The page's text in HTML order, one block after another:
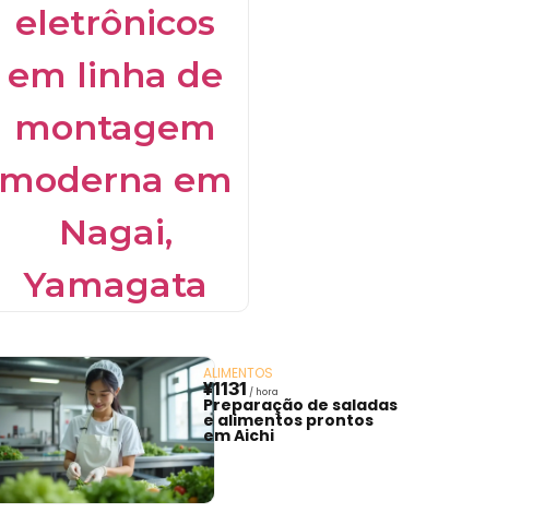
ALIMENTOS
¥1131
Preparação de saladas
e alimentos prontos
em Aichi